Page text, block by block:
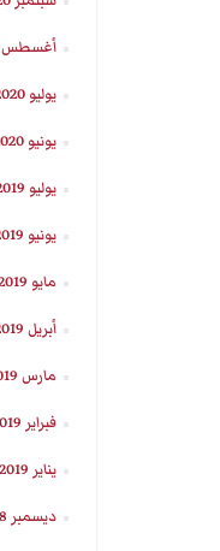
أغسطس 2020
يوليو 2020
يونيو 2020
يوليو 2019
يونيو 2019
مايو 2019
أبريل 2019
مارس 2019
فبراير 2019
يناير 2019
ديسمبر 2018